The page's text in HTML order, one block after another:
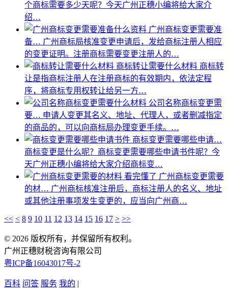
个商标需要多少天呢？今天广州正穗小编将给大家介
绍…
广州商标变更需要准
备… 广州商标局核准变更申请后，发给商标注册人相应
的变更证明。注册商标需要变更注册人的…
商标转让需要什么材料 商标转
让是指商标注册人在注册商标的有效期内，依法定程
序，将商标专用权转让给另一方…
公司名称商标变更需
要… 申请人变更其名义、地址、代理人，或者删减指定
的商品的，可以向商标局办理变更手续。…
商标变更需要哪些申请…
商标变更是什么呢？商标变更需要哪些申请书件呢？今
天广州正穗小编将给大家介绍商标变…
广州商标变更需要
的材… 广州商标核准注册后，商标注册人的名义、地址
或其他注册事项发生变更的，应当向广州商…
<< < 8 9 10 11 12 13 14 15 16 17 > >>
© 2026 版权所有，并保留所有权利。
广州正穗财税咨询有限公司
粤ICP备16043017号-2
百科 问答 服务 我的 |